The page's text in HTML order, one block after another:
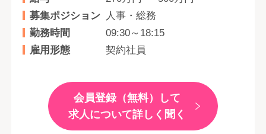
募集ポジション
人事・総務
勤務時間
09:30～18:15
雇用形態
契約社員
会員登録（無料）して
求人について詳しく聞く